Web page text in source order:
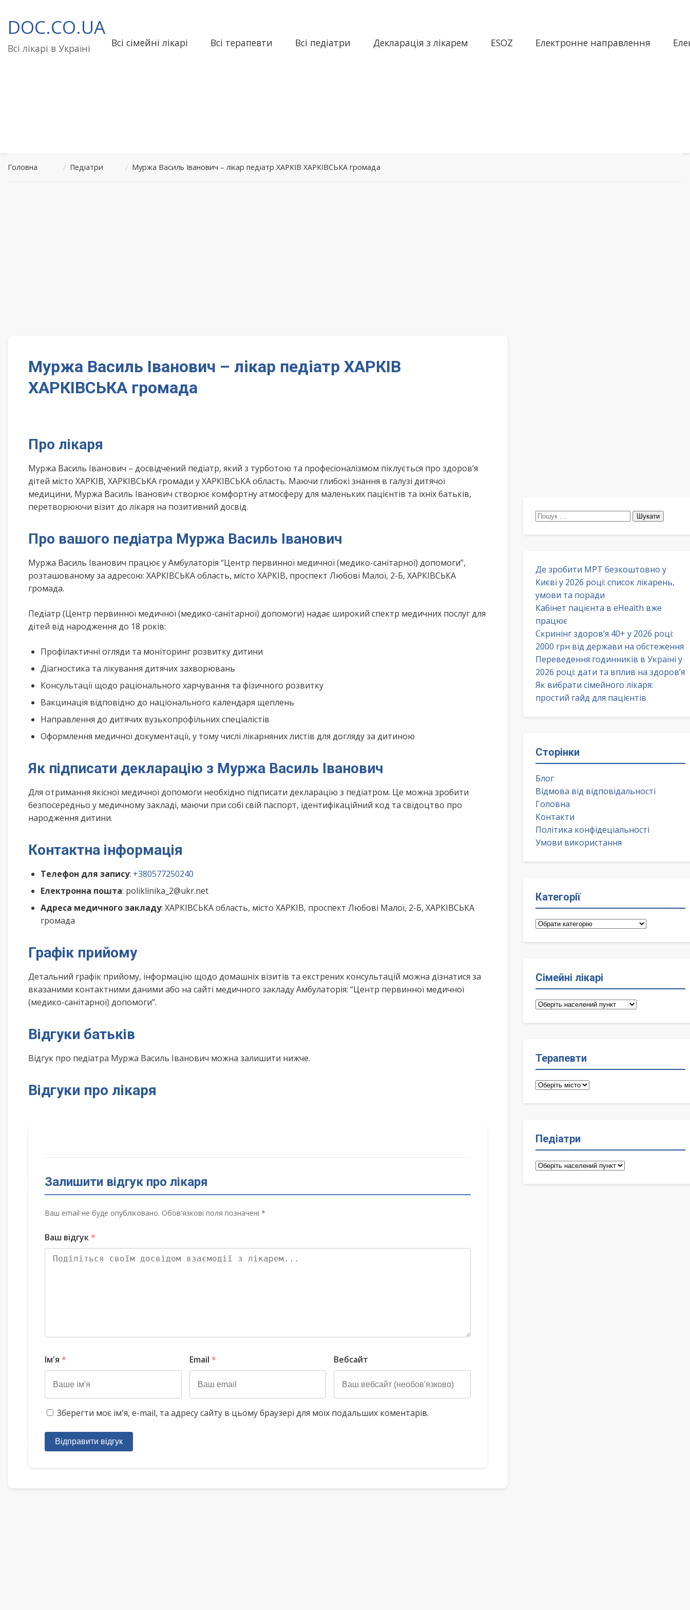
до
вмісту
DOC.CO.UA
Всі лікарі в Україні Всі сімейні лікарі Всі терапевти Всі педіатри Декларація з лікарем ESOZ Електронне направлення
Головна / Педіатри / Муржа Василь Іванович – лікар педіатр ХАРКІВ ХАРКІВСЬКА громада
Муржа Василь Іванович – лікар педіатр ХАРКІВ
ХАРКІВСЬКА громада
Про лікаря
Муржа Василь Іванович – досвідчений педіатр, який з турботою та професіоналізмом піклується про здоров’я
дітей місто ХАРКІВ, ХАРКІВСЬКА громади у ХАРКІВСЬКА область. Маючи глибокі знання в галузі дитячої
медицини, Муржа Василь Іванович створює комфортну атмосферу для маленьких пацієнтів та їхніх батьків,
перетворюючи візит до лікаря на позитивний досвід.
Про вашого педіатра Муржа Василь Іванович
Муржа Василь Іванович працює у Амбулаторія “Центр первинної медичної (медико-санітарної) допомоги”,
розташованому за адресою: ХАРКІВСЬКА область, місто ХАРКІВ, проспект Любові Малої, 2-Б, ХАРКІВСЬКА
громада.
Педіатр (Центр первинної медичної (медико-санітарної) допомоги) надає широкий спектр медичних послуг для
дітей від народження до 18 років:
Профілактичні огляди та моніторинг розвитку дитини
Діагностика та лікування дитячих захворювань
Консультації щодо раціонального харчування та фізичного розвитку
Вакцинація відповідно до національного календаря щеплень
Направлення до дитячих вузькопрофільних спеціалістів
Оформлення медичної документації, у тому числі лікарняних листів для догляду за дитиною
Як підписати декларацію з Муржа Василь Іванович
Для отримання якісної медичної допомоги необхідно підписати декларацію з педіатром. Це можна зробити
безпосередньо у медичному закладі, маючи при собі свій паспорт, ідентифікаційний код та свідоцтво про
народження дитини.
Контактна інформація
Телефон для запису: +380577250240
Електронна пошта: poliklinika_2@ukr.net
Адреса медичного закладу: ХАРКІВСЬКА область, місто ХАРКІВ, проспект Любові Малої, 2-Б, ХАРКІВСЬКА
громада
Графік прийому
Детальний графік прийому, інформацію щодо домашніх візитів та екстрених консультацій можна дізнатися за
вказаними контактними даними або на сайті медичного закладу Амбулаторія: “Центр первинної медичної
(медико-санітарної) допомоги”.
Відгуки батьків
Відгук про педіатра Муржа Василь Іванович можна залишити нижче.
Відгуки про лікаря
Залишити відгук про лікаря
Ваш email не буде опубліковано. Обов'язкові поля позначені *
Ваш відгук*
Ім'я * Email * Вебсайт
Зберегти моє ім'я, e-mail, та адресу сайту в цьому браузері для моїх подальших коментарів.
Відправити відгук
Пошук:
Де зробити МРТ безкоштовно у
Києві у 2026 році: список лікарень,
умови та поради
Кабінет пацієнта в eHealth вже
працює
Скринінг здоров’я 40+ у 2026 році:
2000 грн від держави на обстеження
Переведення годинників в Україні у
2026 році: дати та вплив на здоров’я
Як вибрати сімейного лікаря:
простий гайд для пацієнтів
Сторінки
Блог
Відмова від відповідальності
Головна
Контакти
Політика конфідеціальності
Умови використання
Категорії
Категорії
Сімейні лікарі
Сімейні
Терапевти
Терапевти
Педіатри
Педіатри